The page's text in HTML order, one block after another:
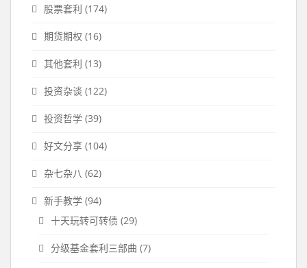
股票套利 (174)
期货期权 (16)
其他套利 (13)
投资杂谈 (122)
投资哲学 (39)
好文分享 (104)
杂七杂八 (62)
新手教学 (94)
十天玩转可转债 (29)
分级基金套利三部曲 (7)